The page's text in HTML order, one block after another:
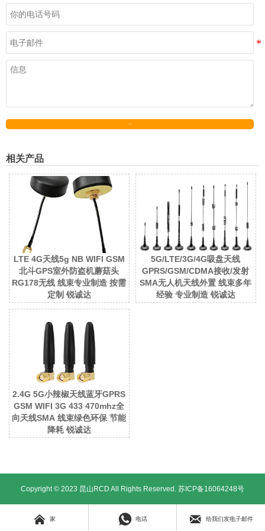
相关产品
LTE 4G天线5g NB WIFI GSM
北斗GPS室外防盗机蘑菇头
RG178无线 线束专业制造 按需
定制 锐诚达
5G/LTE/3G/4G吸盘天线
GPRS/GSM/CDMA接收/发射
SMA无人机天线外置 线束多年
经验 专业制造 锐诚达
2.4G 5G小辣椒天线蓝牙GPRS
GSM WIFI 3G 433 470mhz全
向天线SMA 线束绿色环保 节能
降耗 锐诚达
Copyright © 2023 昆山RCD All Rights Reserved. 苏ICP备16064248号
 家  电话  给我们发电子邮件